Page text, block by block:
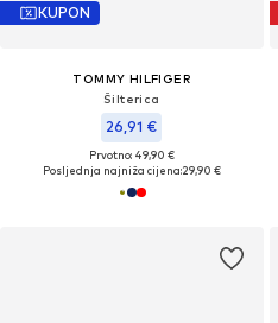
KUPON
TOMMY HILFIGER
Šilterica
26,91 €
Prvotno: 49,90 €
Posljednja najniža cijena:29,90 €